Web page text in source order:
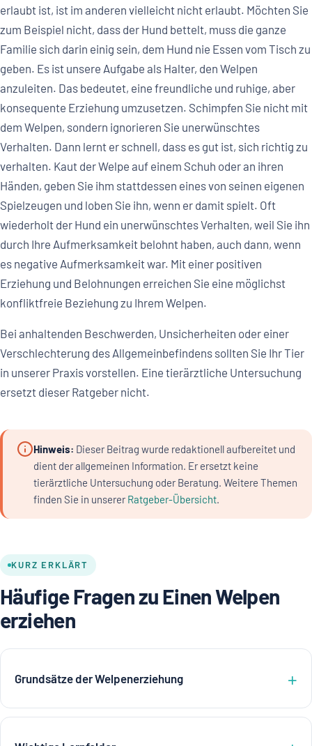
erlaubt ist, ist im anderen vielleicht nicht erlaubt. Möchten Sie
zum Beispiel nicht, dass der Hund bettelt, muss die ganze
Familie sich darin einig sein, dem Hund nie Essen vom Tisch zu
geben. Es ist unsere Aufgabe als Halter, den Welpen
anzuleiten. Das bedeutet, eine freundliche und ruhige, aber
konsequente Erziehung umzusetzen. Schimpfen Sie nicht mit
dem Welpen, sondern ignorieren Sie unerwünschtes
Verhalten. Dann lernt er schnell, dass es gut ist, sich richtig zu
verhalten. Kaut der Welpe auf einem Schuh oder an ihren
Händen, geben Sie ihm stattdessen eines von seinen eigenen
Spielzeugen und loben Sie ihn, wenn er damit spielt. Oft
wiederholt der Hund ein unerwünschtes Verhalten, weil Sie ihn
durch Ihre Aufmerksamkeit belohnt haben, auch dann, wenn
es negative Aufmerksamkeit war. Mit einer positiven
Erziehung und Belohnungen erreichen Sie eine möglichst
konfliktfreie Beziehung zu Ihrem Welpen.
Bei anhaltenden Beschwerden, Unsicherheiten oder einer
Verschlechterung des Allgemeinbefindens sollten Sie Ihr Tier
in unserer Praxis vorstellen. Eine tierärztliche Untersuchung
ersetzt dieser Ratgeber nicht.
Hinweis: Dieser Beitrag wurde redaktionell aufbereitet und
dient der allgemeinen Information. Er ersetzt keine
tierärztliche Untersuchung oder Beratung. Weitere Themen
finden Sie in unserer Ratgeber-Übersicht.
KURZ ERKLÄRT
Häufige Fragen zu Einen Welpen
erziehen
Grundsätze der Welpenerziehung